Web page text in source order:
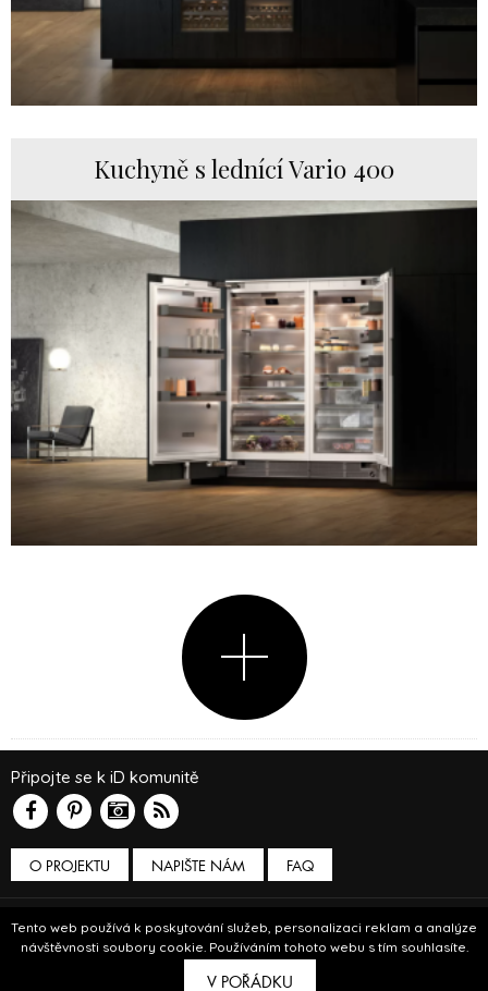
Tento web používá k poskytování služeb, personalizaci reklam a analýze
návštěvnosti soubory cookie. Používáním tohoto webu s tím souhlasíte.
V POŘÁDKU
Kuchyně s lednící Vario 400
O PROJEKTU NAPIŠTE NÁM
Připojte se k iD komunitě
FAQ
Podmínky používání
© Insidecor 2013-2019.